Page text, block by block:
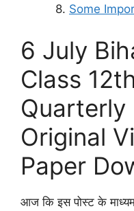
Some
6 July
Class
Quarterly
Original
Paper
आज कि इस पोस्ट के